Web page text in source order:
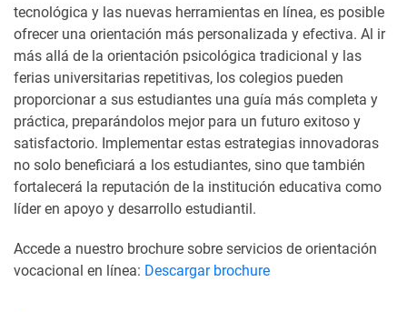
tecnológica y las nuevas herramientas en línea, es posible
ofrecer una orientación más personalizada y efectiva. Al ir
más allá de la orientación psicológica tradicional y las
ferias universitarias repetitivas, los colegios pueden
proporcionar a sus estudiantes una guía más completa y
práctica, preparándolos mejor para un futuro exitoso y
satisfactorio. Implementar estas estrategias innovadoras
no solo beneficiará a los estudiantes, sino que también
fortalecerá la reputación de la institución educativa como
líder en apoyo y desarrollo estudiantil.
Accede a nuestro brochure sobre servicios de orientación
vocacional en línea: Descargar brochure